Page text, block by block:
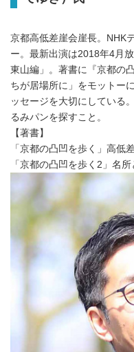
京都高低差崖会崖長。NHK
ー。最新出演は2018年4月
東山編」。著書に『京都の
ちが居場所に」をモットー
ッセージを大切にしている
るみパンを探すこと。
【著書】
「京都の凸凹を歩く」高低
「京都の凸凹を歩く2」名